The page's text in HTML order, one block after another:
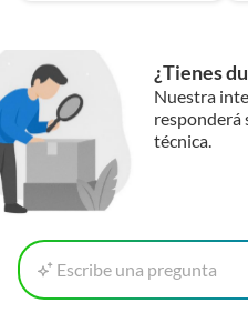
¿Tienes
Nuestra
responderá
técnica.
Escribe una pregunta